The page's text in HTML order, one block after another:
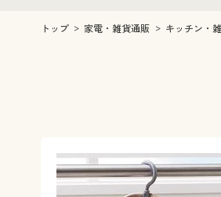
レディース通
トップ 家電・雑貨通販 キッチン・